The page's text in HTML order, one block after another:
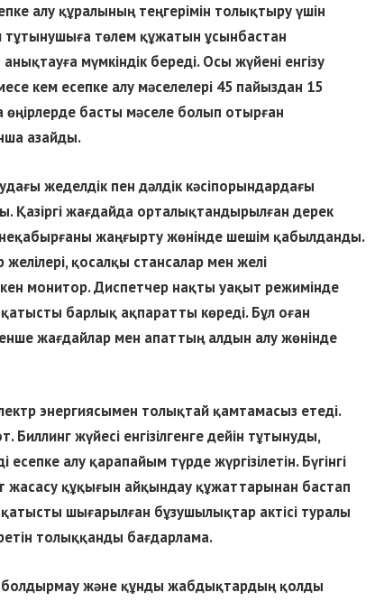
алу құралының теңгерімін толықтыру үшін
тұтынушыға төлем құжатын ұсынбастан
мүмкіндік береді. Осы жүйені енгізу
кем есепке алу мәселелері 45 пайыздан 15
өңірлерде басты мәселе болып отырған
азайды.
жеделдік пен дәлдік кәсіпорындардағы
Қазіргі жағдайда орталықтандырылған дерек
жаңғырту жөнінде шешім қабылданды.
желілері, қосалқы стансалар мен желі
монитор. Диспетчер нақты уақыт режимінде
барлық ақпаратты көреді. Бұл оған
жағдайлар мен апаттың алдын алу жөнінде
энергиясымен толықтай қамтамасыз етеді.
жүйесі енгізілгенге дейін тұтынуды,
алу қарапайым түрде жүргізілетін. Бүгінгі
құқығын айқындау құжаттарынан бастап
шығарылған бұзушылықтар актісі туралы
толыққанды бағдарлама.
болдырмау және құнды жабдықтардың қолды